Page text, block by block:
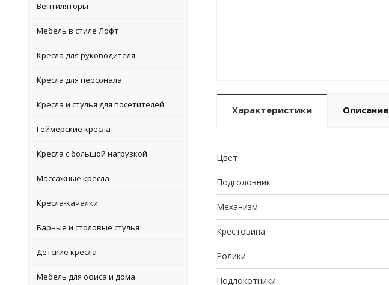
Вентиляторы
Мебель в стиле Лофт
Кресла для руководителя
Кресла для персонала
Кресла и стулья для посетителей
Геймерские кресла
Кресла с большой нагрузкой
Массажные кресла
Кресла-качалки
Барные и столовые стулья
Детские кресла
Мебель для офиса и дома
Характеристики Описание
Цвет
Подголовник
Механизм
Крестовина
Ролики
Подлокотники